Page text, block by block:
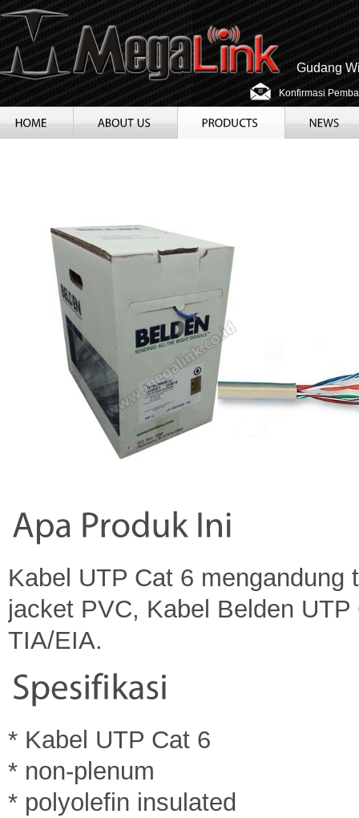
Gudang
Konfirmasi
Kabel UTP Cat 6 mengandung
jacket PVC, Kabel Belden
TIA/EIA.
* Kabel UTP Cat 6
* non-plenum
* polyolefin insulated